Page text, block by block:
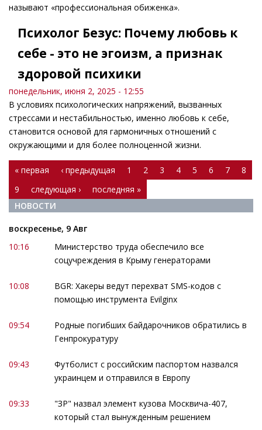
называют «профессиональная обиженка».
Психолог Безус: Почему любовь к
себе - это не эгоизм, а признак
здоровой психики
понедельник, июня 2, 2025 - 12:55
В условиях психологических напряжений, вызванных
стрессами и нестабильностью, именно любовь к себе,
становится основой для гармоничных отношений с
окружающими и для более полноценной жизни.
Страницы
« первая ‹ предыдущая 1 2 3 4 5 6 7
8
9
следующая ›
последняя »
НОВОСТИ
воскресенье, 9 Авг
10:16
Министерство труда обеспечило все
соцучреждения в Крыму генераторами
10:08
BGR: Хакеры ведут перехват SMS-кодов с
помощью инструмента Evilginx
09:54
Родные погибших байдарочников обратились в
Генпрокуратуру
09:43
Футболист с российским паспортом назвался
украинцем и отправился в Европу
09:33
"ЗР" назвал элемент кузова Москвича-407,
который стал вынужденным решением